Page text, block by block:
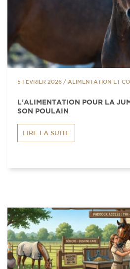
5 FÉVRIER 2026 / ALIMENTATION ET
L’ALIMENTATION POUR LA
SON POULAIN
LIRE LA SUITE